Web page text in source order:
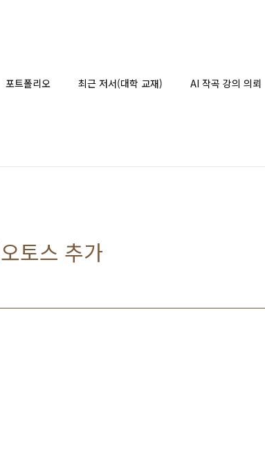
포트폴리오 최근 저서(대학 교재) AI 작곡 강의 의뢰
토스 추가